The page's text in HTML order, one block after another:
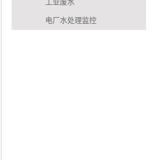
工业废水
电厂水处理监控